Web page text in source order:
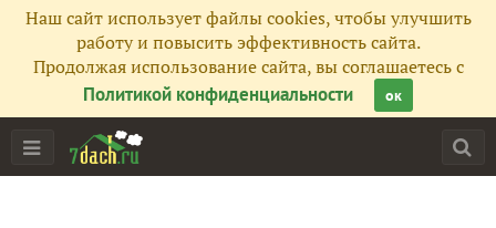
Наш сайт использует файлы cookies, чтобы улучшить
работу и повысить эффективность сайта.
Продолжая использование сайта, вы соглашаетесь с
Политикой конфиденциальности
ок